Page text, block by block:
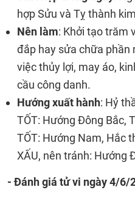
hợp Sửu và Tỵ thành
Nên làm: Khởi tạo trăm
đắp hay sửa chữa phần
việc thủy lợi, may áo,
cầu công danh.
Hướng xuất hành: Hỷ
TỐT: Hướng Đông Bắc,
TỐT: Hướng Nam, Hắc
XẤU, nên tránh: Hướng
- Đánh giá tử vi ngày 4/6/